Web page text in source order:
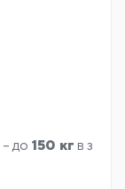
– до 150 кг в з